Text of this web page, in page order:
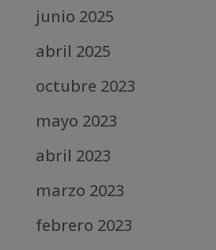
junio 2025
abril 2025
octubre 2023
mayo 2023
abril 2023
marzo 2023
febrero 2023